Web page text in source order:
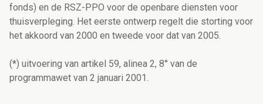
fonds) en de RSZ-PPO voor de openbare diensten voor
thuisverpleging. Het eerste ontwerp regelt die storting voor
het akkoord van 2000 en tweede voor dat van 2005.
(*) uitvoering van artikel 59, alinea 2, 8° van de
programmawet van 2 januari 2001.